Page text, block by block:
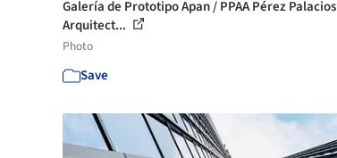
Galería de Prototipo Apan / PPAA Pérez Palacios
Arquitect...
Photo
Save